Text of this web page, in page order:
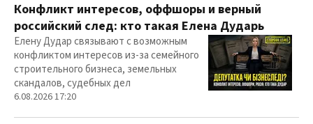
Конфликт интересов, оффшоры и верный
российский след: кто такая Елена Дударь
Елену Дудар связывают с возможным
конфликтом интересов из-за семейного
строительного бизнеса, земельных
скандалов, судебных дел
6.08.2026 17:20